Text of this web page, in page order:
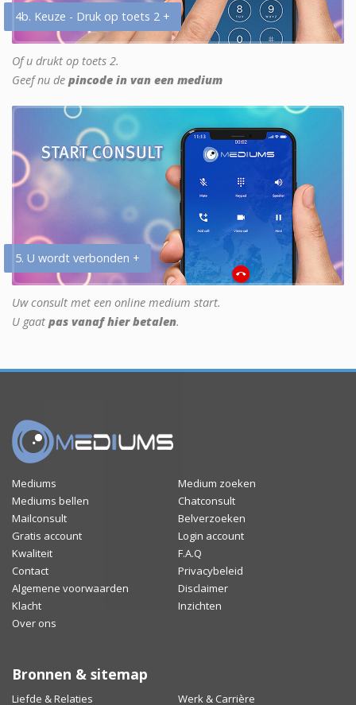
4b. Keuze - Druk op toets 2 +
Of u drukt op toets 2.
Geef nu de pincode in van een medium
5. U wordt verbonden +
Uw consult met een online medium start.
U gaat pas vanaf hier betalen.
Mediums
Medium zoeken
Mediums bellen
Chatconsult
Mailconsult
Belverzoeken
Gratis account
Login account
Kwaliteit
F.A.Q
Contact
Privacybeleid
Algemene voorwaarden
Disclaimer
Klacht
Inzichten
Over ons
Bronnen & sitemap
Liefde & Relaties Werk & Carrière